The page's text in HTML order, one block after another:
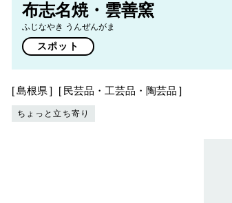
布志名焼・雲善窯
ふじなやき うんぜんがま
スポット
島根県 民芸品・工芸品・陶芸品
ちょっと立ち寄り